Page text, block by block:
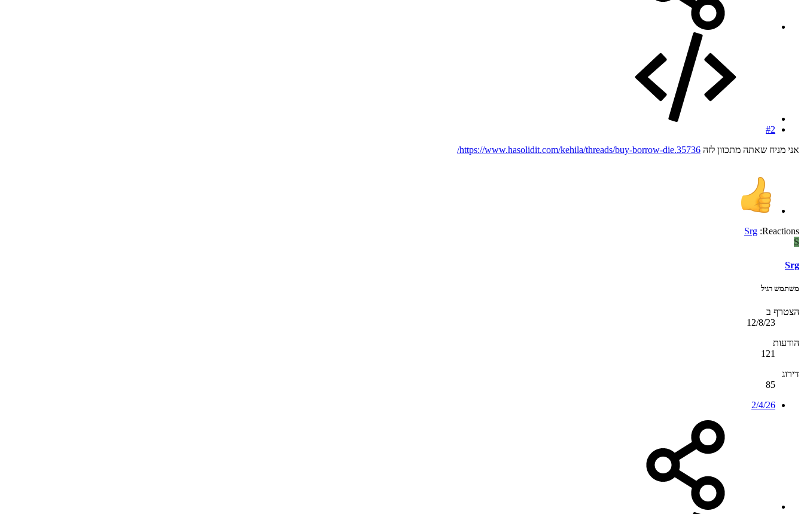
#2
אני מניח שאתה מתכוון לזה https://www.hasolidit.com/kehila/threads/buy-borrow-die.35736/
Reactions:
Srg
S
Srg
משתמש רגיל
הצטרף ב
12/8/23
הודעות
121
דירוג
85
2/4/26